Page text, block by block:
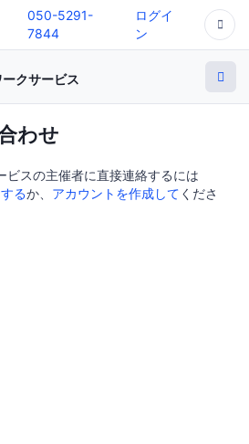
050-5291-
7844
ログイ
ン
クサービス
わせ
ビスの主催者に直接連絡するには
るか、 アカウントを作成して くださ